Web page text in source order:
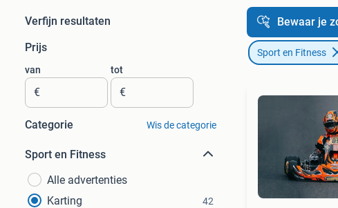
Verfijn resultaten
Prijs
van
€
tot
€
Categorie Wis de categorie
Sport en Fitness
Alle advertenties
Karting
42
Bewaar je
Sport en Fitness